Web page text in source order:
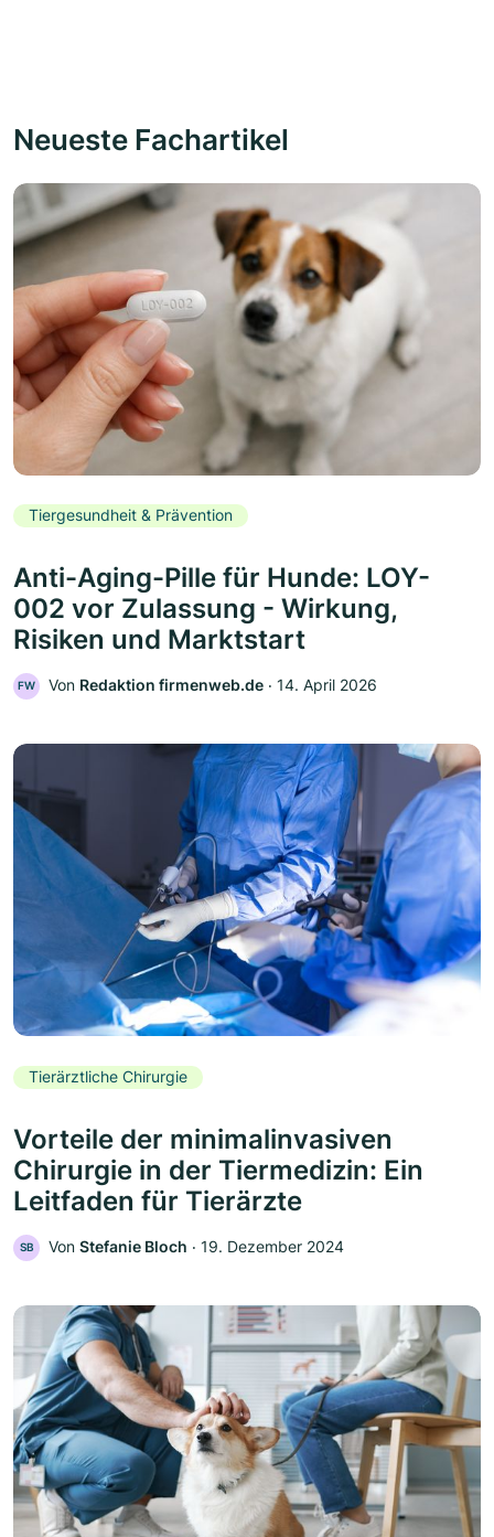
Neueste Fachartikel
Tiergesundheit & Prävention
Anti-Aging-Pille für Hunde: LOY-
002 vor Zulassung - Wirkung,
Risiken und Marktstart
FW Von Redaktion firmenweb.de ‧ 14. April 2026
Tierärztliche Chirurgie
Vorteile der minimalinvasiven
Chirurgie in der Tiermedizin: Ein
Leitfaden für Tierärzte
SB Von Stefanie Bloch ‧ 19. Dezember 2024